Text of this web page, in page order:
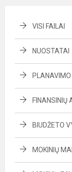
VISI FAILAI
NUOSTATAI
PLANAVIMO
FINANSINIŲ
BIUDŽETO
MOKINIŲ